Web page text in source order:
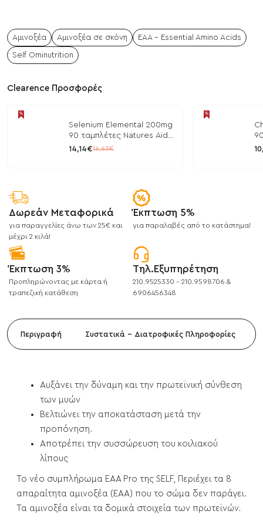
Αμινοξέα Αμινοξέα σε σκόνη EAA - Essential Amino Acids
Self Ominutrition
Clearence Προσφορές
Selenium Elemental 200mg
90 ταμπλέτες Natures Aid
/ Μέταλλα
14,14€16,63€
/
Δωρεάν Μεταφορικά
για παραγγελίες άνω των 25€ και
μέχρι 2 κιλά!
Έκπτωση 5%
για παραλαβές από το κατάστημα!
Έκπτωση 3%
Προπληρώνοντας με κάρτα ή
τραπεζική κατάθεση
Τηλ.Εξυπηρέτηση
210.9525330 - 210.9598706 &
6906456348
Περιγραφή Συστατικά - Διατροφικές Πληροφορίες
Αυξάνει την δύναμη και την πρωτεϊνική σύνθεση
των μυών
Βελτιώνει την αποκατάσταση μετά την
προπόνηση.
Αποτρέπει την συσσώρευση του κοιλιακού
λίπους
Το νέο συμπλήρωμα EAA Pro της SELF, Περιέχει τα 8
απαραίτητα αμινοξέα (ΕΑΑ) που το σώμα δεν παράγει.
Τα αμινοξέα είναι τα δομικά στοιχεία των πρωτεϊνών.